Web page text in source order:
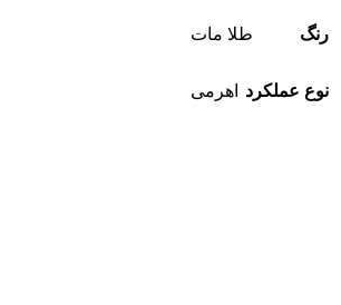
رنگ طلا مات
نوع عملکرد اهرمی